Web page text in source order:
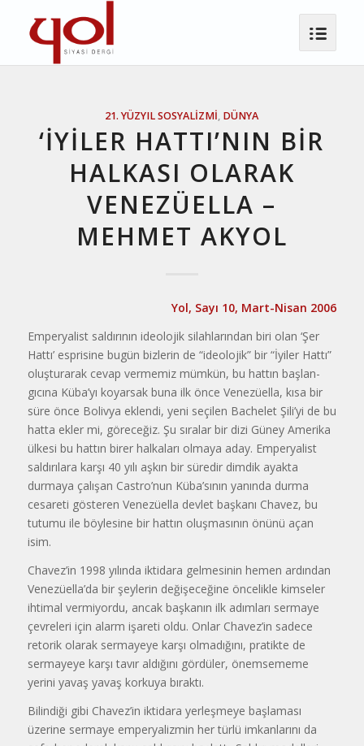
21. YÜZYIL SOSYALIZMI, DÜNYA
‘İYİLER HATTI’NIN BİR
HALKASI OLARAK
VENEZÜELLA –
MEHMET AKYOL
Yol, Sayı 10, Mart-Nisan 2006
Emperyalist saldırının ideolojik silahlarından biri olan ‘Şer
Hattı’ esp­risine bugün bizlerin de “ideolojik” bir “İyiler Hattı”
oluşturarak cevap vermemiz mümkün, bu hattın başlan­
gıcına Küba’yı koyarsak buna ilk ön­ce Venezüella, kısa bir
süre önce Bo­livya eklendi, yeni seçilen Bachelet Şili’yi de bu
hatta ekler mi, görece­ğiz. Şu sıralar bir dizi Güney Amerika
ülkesi bu hattın birer halkaları olmaya aday. Emperyalist
saldırılara karşı 40 yılı aşkın bir süredir dimdik ayakta
durmaya çalışan Castro’nun Küba’sı­nın yanında durma
cesareti gösteren Venezüella devlet başkanı Chavez, bu
tutumu ile böylesine bir hattın oluş­masının önünü açan
isim.
Chavez’in 1998 yılında iktidara gelmesinin hemen ardından
Venezü­ella’da bir şeylerin değişeceğine ön­celikle kimseler
ihtimal vermiyordu, ancak başkanın ilk adımları sermaye
çevreleri için alarm işareti oldu. On­lar Chavez’in sadece
retorik olarak sermayeye karşı olmadığını, pratikte de
sermayeye karşı tavır aldığını gördüler, önemsememe
yerini yavaş ya­vaş korkuya bıraktı.
Bilindiği gibi Chavez’in iktidara yerleşmeye başlaması
üzerine serma­ye emperyalizmin her türlü imkanla­rını da